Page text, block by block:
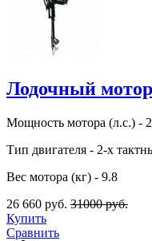
Лодочный
Мощность мотора (л.с.) -
Тип двигателя - 2-х
Вес мотора (кг) - 9.8
26 660 руб. 31000 руб.
Купить
Сравнить